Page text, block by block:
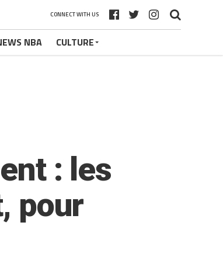
CONNECT WITH US
NBA CULTURE
: les
pour